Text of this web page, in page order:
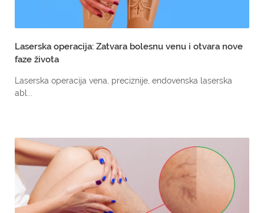
Laserska operacija: Zatvara bolesnu venu i otvara nove
faze života
Laserska operacija vena, preciznije, endovenska laserska
abl...